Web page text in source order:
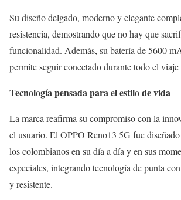
Su diseño delgado, moderno y elegante
resistencia, demostrando que no hay que
funcionalidad. Además, su batería de 5600
permite seguir conectado durante todo el
Tecnología pensada para el estilo de vida
La marca reafirma su compromiso con la
el usuario. El OPPO Reno13 5G fue diseñado
los colombianos en su día a día y en sus
especiales, integrando tecnología de punta
y resistente.